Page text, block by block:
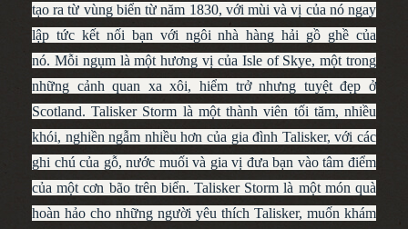
tạo ra từ vùng biển từ năm 1830, với mùi và vị của nó ngay
lập tức kết nối bạn với ngôi nhà hàng hải gồ ghề của
nó. Mỗi ngụm là một hương vị của Isle of Skye, một trong
những cảnh quan xa xôi, hiểm trở nhưng tuyệt đẹp ở
Scotland.Talisker Storm là một thành viên tối tăm, nhiều
khói, nghiền ngẫm nhiều hơn của gia đình Talisker, với các
ghi chú của gỗ, nước muối và gia vị đưa bạn vào tâm điểm
của một cơn bão trên biển.Talisker Storm là một món quà
hoàn hảo cho những người yêu thích Talisker, muốn khám